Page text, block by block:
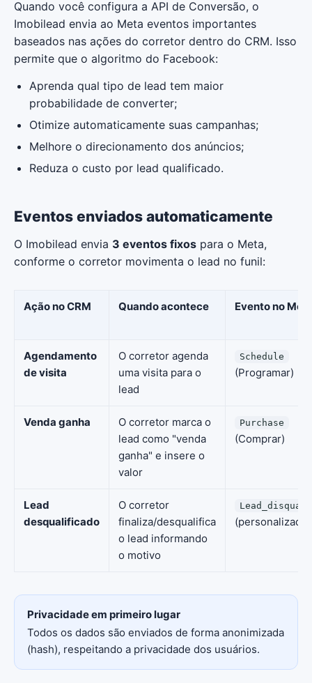
Quando você configura a API de Conversão, o
Imobilead envia ao Meta eventos importantes
baseados nas ações do corretor dentro do CRM. Isso
permite que o algoritmo do Facebook:
Aprenda qual tipo de lead tem maior
probabilidade de converter;
Otimize automaticamente suas campanhas;
Melhore o direcionamento dos anúncios;
Reduza o custo por lead qualificado.
Eventos enviados automaticamente
O Imobilead envia 3 eventos fixos para o Meta,
conforme o corretor movimenta o lead no funil:
Ação no CRM Quando acontece Evento no
Agendamento
de visita
O corretor agenda
uma visita para o
lead
Schedule
(Programar)
Venda ganha
O corretor marca o
lead como "venda
ganha" e insere o
valor
Purchase
(Comprar)
Lead
desqualificado
O corretor
finaliza/desqualifica
o lead informando
o motivo
(personalizado)
Privacidade em primeiro lugar
Todos os dados são enviados de forma anonimizada
(hash), respeitando a privacidade dos usuários.